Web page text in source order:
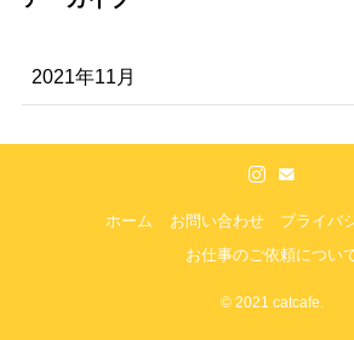
2021年11月
ホーム お問い合わせ
プライバ
お仕事のご依頼につい
©2021 catcafe.